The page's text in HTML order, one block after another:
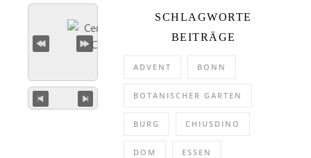
SCHLAGWORTE
BEITRÄGE
ADVENT BONN
BOTANISCHER GARTEN
BURG CHIUSDINO
DOM ESSEN